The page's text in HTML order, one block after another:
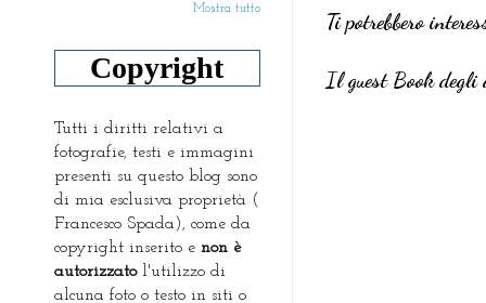
Ti potrebbero
Il guest Book degli
Mostra tutto
Copyright
Tutti i diritti relativi a
fotografie, testi e immagini
presenti su questo blog sono
di mia esclusiva proprietà (
Francesco Spada), come da
copyright inserito e non è
autorizzatol'utilizzo di
alcuna foto o testo in siti o